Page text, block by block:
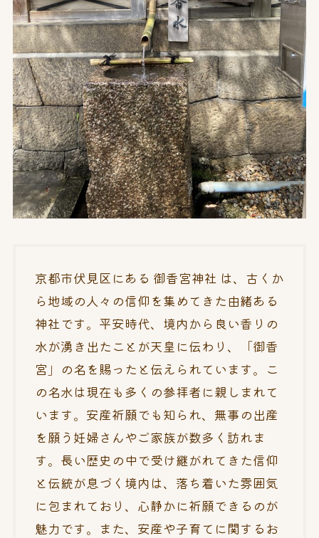
京都市伏見区にある 御香宮神社 は、古くか
ら地域の人々の信仰を集めてきた由緒ある
神社です。平安時代、境内から良い香りの
水が湧き出たことが天皇に伝わり、「御香
宮」の名を賜ったと伝えられています。こ
の名水は現在も多くの参拝者に親しまれて
います。安産祈願でも知られ、無事の出産
を願う妊婦さんやご家族が数多く訪れま
す。長い歴史の中で受け継がれてきた信仰
と伝統が息づく境内は、落ち着いた雰囲気
に包まれており、心静かに祈願できるのが
魅力です。また、安産や子育てに関するお